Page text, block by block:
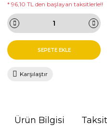
* 96,10 TL den başlayan taksitlerle!!
SEPETE EKLE
Karşılaştır
Ürün Bilgisi